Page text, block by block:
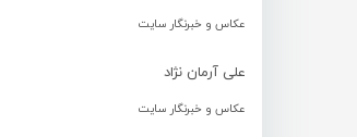
عکاس و خبرنگار سایت
علی آرمان نژاد
عکاس و خبرنگار سایت